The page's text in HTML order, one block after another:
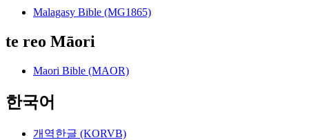
Malagasy Bible (MG1865)
te reo Māori
Maori Bible (MAOR)
한국어
개역한글 (KORVB)